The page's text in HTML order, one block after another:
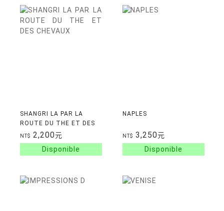
SHANGRI LA PAR LA
ROUTE DU THE ET DES
CHEVAUX
NT$ 2,200元
NAPLES
NT$ 3,250元